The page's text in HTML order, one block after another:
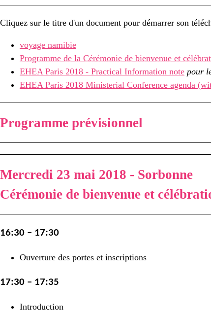
Cliquez sur le titre d'un document pour démarrer son
voyage namibie
Programme de la Cérémonie de bienvenue et
EHEA Paris 2018 - Practical Information note pour
EHEA Paris 2018 Ministerial Conference agenda
Programme prévisionnel
Mercredi 23 mai 2018 - Sorbonne
Cérémonie de bienvenue et
16:30 – 17:30
Ouverture des portes et inscriptions
17:30 – 17:35
Introduction